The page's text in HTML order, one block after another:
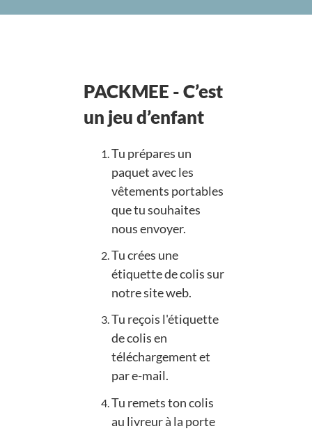
PACKMEE - C’est
un jeu d’enfant
Tu prépares un
paquet avec les
vêtements portables
que tu souhaites
nous envoyer.
Tu crées une
étiquette de colis sur
notre site web.
Tu reçois l'étiquette
de colis en
téléchargement et
par e-mail.
Tu remets ton colis
au livreur à la porte